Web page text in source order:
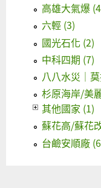
高雄大氣爆
六輕 (3)
國光石化 (2)
中科四期 (7)
八八水災｜
杉原海岸/美
其他國家 (1)
蘇花高/蘇花
台鹼安順廠